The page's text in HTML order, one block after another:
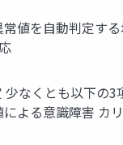
値を自動判定す
なくとも以下の
よる意識障害